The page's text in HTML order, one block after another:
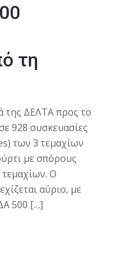
τη
της ΔΕΛΤΑ προς το
928 συσκευασίες
των 3 τεμαχίων
με σπόρους
Ο
αύριο, με
500 […]